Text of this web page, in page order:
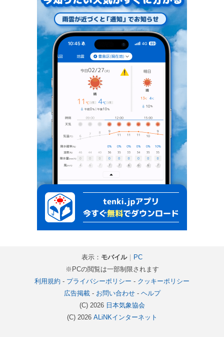
表示： モバイル｜ PC
※PCの閲覧は一部制限されます
利用規約 - プライバシーポリシー - クッキーポリシー
広告掲載- お問い合わせ- ヘルプ
(C) 2026 日本気象協会
(C) 2026 ALiNKインターネット